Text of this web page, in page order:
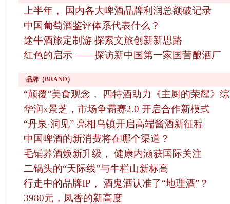
上半年， 国内各大啤酒品牌利润总额破记录
中国葡萄酒鉴评体系代表什么？
途牛酒旅定制游 探索文旅创新新思路
红色的启示 ——探访新中国第一家国营酿酒厂
品牌（BRAND）
“颠覆”美食观念， 四特酒助力《主厨的荣耀》
华润x景芝，市场争霸赛2.0 开启合作新模式
“丹泉·洞见” 亮相乌镇开启高端酱酒新征程
中国啤酒的新消费将在哪个渠道？
毛铺荞酒焕新升级， 健康内涵获国际关注
二锅头的“天际线”与牛栏山新标高
行走中的品牌IP， 酒鬼酒认准了“地理酒”？
3980元，凤香的新高度